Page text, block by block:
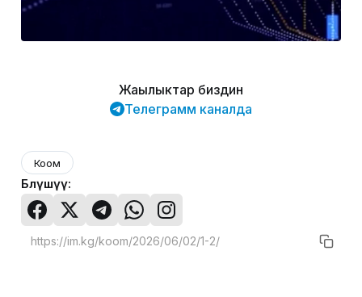
Жаңылыктар биздин
Телеграмм каналда
Коом
Бөлүшүү: